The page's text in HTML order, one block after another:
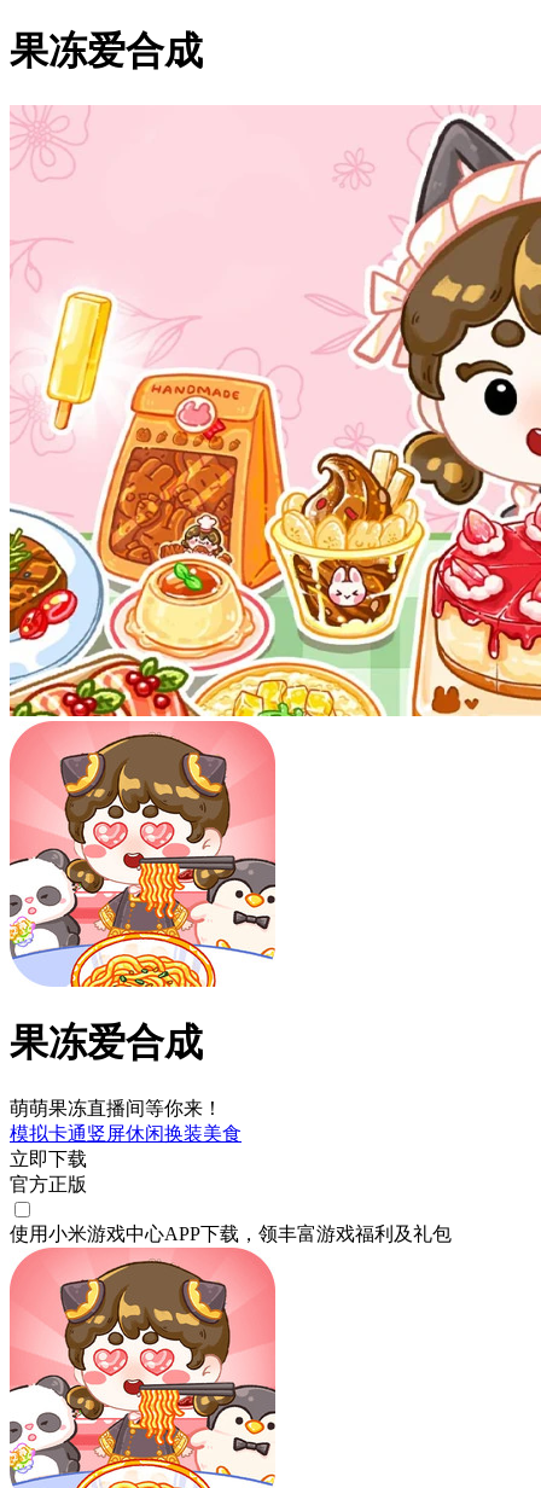
果冻爱合成
果冻爱合成
萌萌果冻直播间等你来！
模拟卡通竖屏休闲换装美食
立即下载
官方正版
使用小米游戏中心APP下载 ，领丰富游戏福利 及礼包